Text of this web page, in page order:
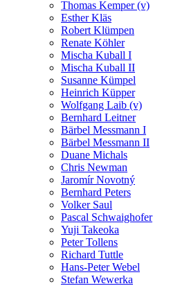
Thomas Kemper (v)
Esther Kläs
Robert Klümpen
Renate Köhler
Mischa Kuball I
Mischa Kuball II
Susanne Kümpel
Heinrich Küpper
Wolfgang Laib (v)
Bernhard Leitner
Bärbel Messmann I
Bärbel Messmann II
Duane Michals
Chris Newman
Jaromír Novotný
Bernhard Peters
Volker Saul
Pascal Schwaighofer
Yuji Takeoka
Peter Tollens
Richard Tuttle
Hans-Peter Webel
Stefan Wewerka